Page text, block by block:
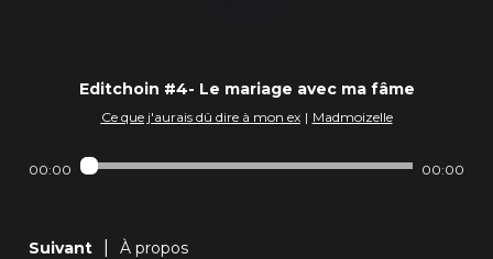
Editchoin #4- Le mariage avec ma fâme
Ce que j'aurais dû dire à mon ex | Madmoizelle
00:00 00:00
Suivant À propos